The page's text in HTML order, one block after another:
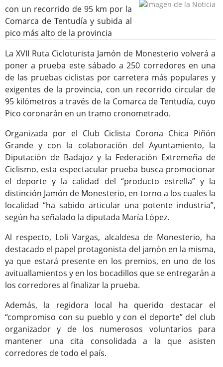
Consulta de Subvenciones
con un recorrido de 95 km por la
Comarca de Tentudía y subida al
pico más alto de la provincia
La XVII Ruta Cicloturista Jamón de Monesterio volverá a
poner a prueba este sábado a 250 corredores en una
de las pruebas ciclistas por carretera más populares y
exigentes de la provincia, con un recorrido circular de
95 kilómetros a través de la Comarca de Tentudía, cuyo
Pico coronarán en un tramo cronometrado.
Organizada por el Club Ciclista Corona Chica Piñón
Grande y con la colaboración del Ayuntamiento, la
Diputación de Badajoz y la Federación Extremeña de
Ciclismo, esta espectacular prueba busca promocionar
el deporte y la calidad del “producto estrella” y la
distinción Jamón de Monesterio, en torno a los cuales la
localidad “ha sabido articular una potente industria”,
según ha señalado la diputada María López.
Al respecto, Loli Vargas, alcaldesa de Monesterio, ha
destacado el papel protagonista del jamón en la misma,
ya que estará presente en los premios, en uno de los
avituallamientos y en los bocadillos que se entregarán a
los corredores al finalizar la prueba.
Además, la regidora local ha querido destacar el
“compromiso con su pueblo y con el deporte” del club
organizador y de los numerosos voluntarios para
mantener una cita consolidada a la que asisten
corredores de todo el país.